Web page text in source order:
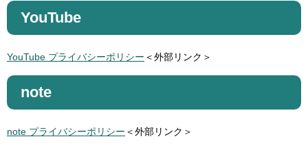
YouTube
YouTube プライバシーポリシー ＜外部リンク＞
note
note プライバシーポリシー ＜外部リンク＞